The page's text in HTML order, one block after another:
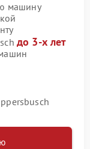
машину
до 3-х лет